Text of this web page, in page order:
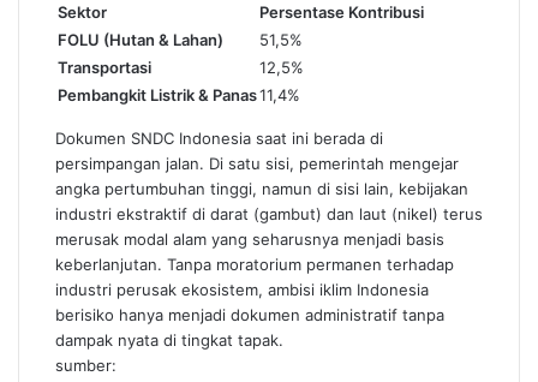
Sektor
Persentase Kontribusi
FOLU (Hutan & Lahan)
51,5%
Transportasi
12,5%
Pembangkit Listrik & Panas11,4%
Dokumen SNDC Indonesia saat ini berada di
persimpangan jalan. Di satu sisi, pemerintah mengejar
angka pertumbuhan tinggi, namun di sisi lain, kebijakan
industri ekstraktif di darat (gambut) dan laut (nikel) terus
merusak modal alam yang seharusnya menjadi basis
keberlanjutan. Tanpa moratorium permanen terhadap
industri perusak ekosistem, ambisi iklim Indonesia
berisiko hanya menjadi dokumen administratif tanpa
dampak nyata di tingkat tapak.
sumber: